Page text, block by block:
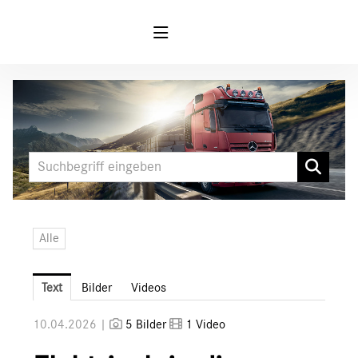
Meldungen
MARKEN & PRODUKTE
FUSO
Mercedes-Benz
Unimog
Media
Downloads
Alle
Text Bilder Videos
10.04.2026 | 5 Bilder 1 Video